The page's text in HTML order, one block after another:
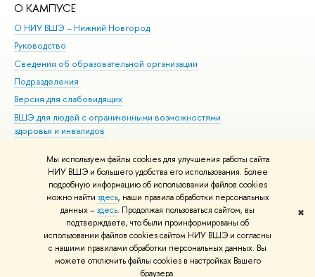
Мы используем файлы cookies для улучшения работы сайта
НИУ ВШЭ и большего удобства его использования. Более
подробную информацию об использовании файлов cookies
можно найти здесь, наши правила обработки персональных
данных –здесь. Продолжая пользоваться сайтом, вы
подтверждаете, что были проинформированы об
использовании файлов cookies сайтом НИУ ВШЭ и согласны
с нашими правилами обработки персональных данных. Вы
можете отключить файлы cookies в настройках Вашего
браузера.
✖
О КАМПУСЕ
О НИУ ВШЭ – Нижний Новгород
Руководство
Сведения об образовательной организации
Подразделения
Версия для слабовидящих
ВШЭ для людей с ограниченными возможностями
здоровья и инвалидов
© НИУ ВШЭ 1993–2026 Адреса и контакты Условия использования
материалов Политика конфиденциальности Карта сайта
Шрифты HSE Sans и HSE Slab разработаны вШколе дизайна НИУ ВШЭ